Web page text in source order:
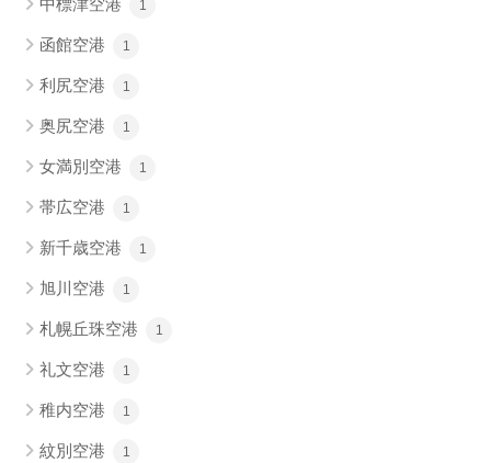
1
函館空港 1
利尻空港 1
奥尻空港 1
女満別空港 1
帯広空港 1
新千歳空港 1
旭川空港 1
札幌丘珠空港 1
礼文空港 1
稚内空港 1
紋別空港 1